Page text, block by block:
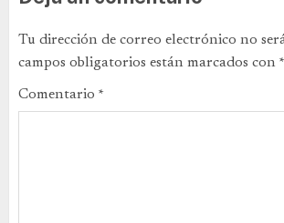
Tu dirección de correo electrónico no
campos obligatorios están marcados con *
Comentario *